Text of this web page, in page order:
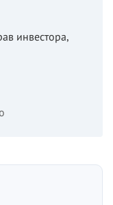
инвестора,